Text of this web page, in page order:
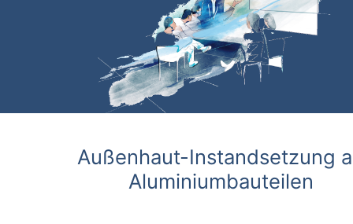
Außenhaut-Instandsetzung
Aluminiumbauteilen